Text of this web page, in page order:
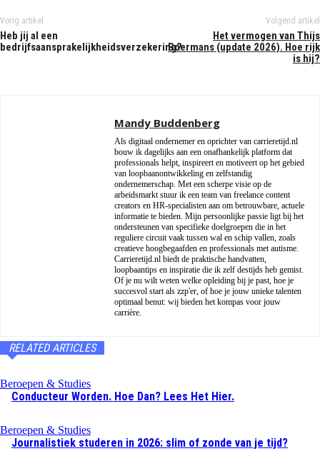
Vorig artikel
Heb jij al een
bedrijfsaansprakelijkheidsverzekering?
Volgend artikel
Het vermogen van Thijs
Boermans (update 2026). Hoe rijk
is hij?
Mandy Buddenberg
Als digitaal ondernemer en oprichter van carrieretijd.nl
bouw ik dagelijks aan een onafhankelijk platform dat
professionals helpt, inspireert en motiveert op het gebied
van loopbaanontwikkeling en zelfstandig
ondernemerschap. Met een scherpe visie op de
arbeidsmarkt stuur ik een team van freelance content
creators en HR-specialisten aan om betrouwbare, actuele
informatie te bieden. Mijn persoonlijke passie ligt bij het
ondersteunen van specifieke doelgroepen die in het
reguliere circuit vaak tussen wal en schip vallen, zoals
creatieve hoogbegaafden en professionals met autisme.
Carrieretijd.nl biedt de praktische handvatten,
loopbaantips en inspiratie die ik zelf destijds heb gemist.
Of je nu wilt weten welke opleiding bij je past, hoe je
succesvol start als zzp'er, of hoe je jouw unieke talenten
optimaal benut: wij bieden het kompas voor jouw
carrière.
RELATED ARTICLES
Beroepen & Studies
Conducteur Worden. Hoe Dan? Lees Het Hier.
Beroepen & Studies
Journalistiek studeren in 2026: slim of zonde van je tijd?